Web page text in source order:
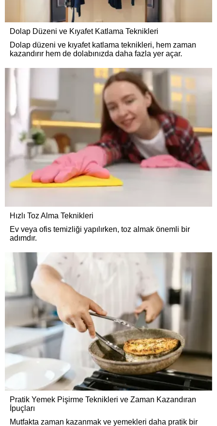
Dolap Düzeni ve Kıyafet Katlama Teknikleri
Dolap düzeni ve kıyafet katlama teknikleri, hem zaman
kazandırır hem de dolabınızda daha fazla yer açar.
Hızlı Toz Alma Teknikleri
Ev veya ofis temizliği yapılırken, toz almak önemli bir
adımdır.
Pratik Yemek Pişirme Teknikleri ve Zaman Kazandıran
İpuçları
Mutfakta zaman kazanmak ve yemekleri daha pratik bir